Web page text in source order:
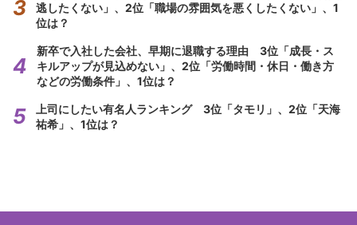
逃したくない」、2位「職場の雰囲気を悪くしたくない」、1
位は？
新卒で入社した会社、早期に退職する理由 3位「成長・ス
キルアップが見込めない」、2位「労働時間・休日・働き方
などの労働条件」、1位は？
上司にしたい有名人ランキング 3位「タモリ」、2位「天海
祐希」、1位は？